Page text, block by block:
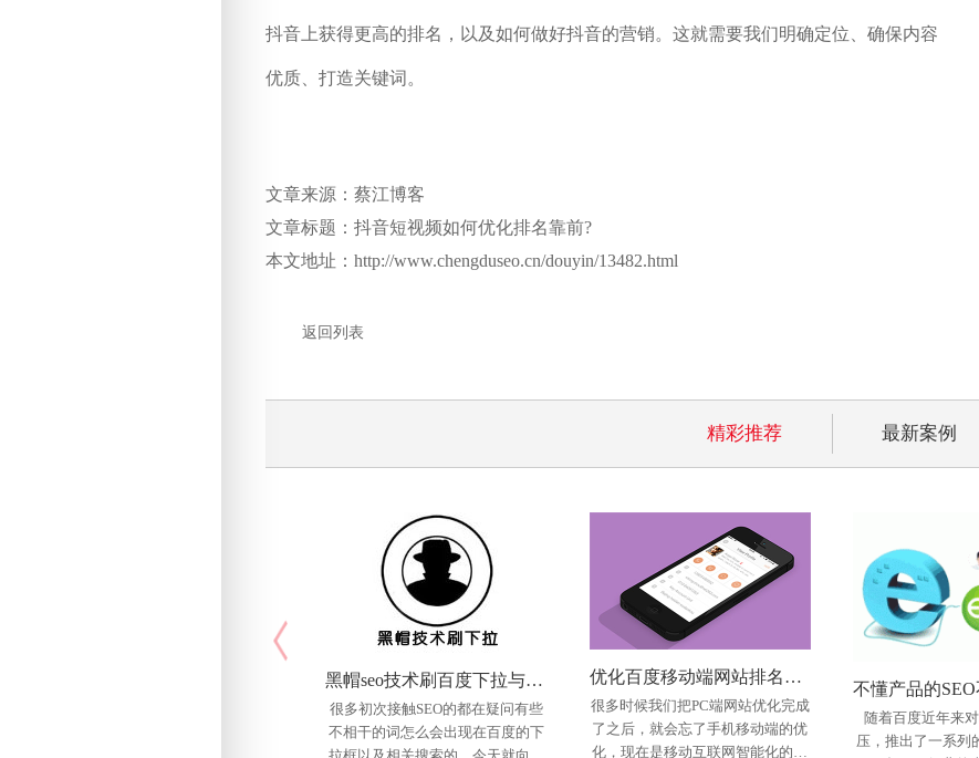
抖音上获得更高的排名，以及如何做好抖音的营销。这就需要我们明确定位、确保内容
优质、打造关键词。
文章来源：蔡江博客
文章标题：抖音短视频如何优化排名靠前?
本文地址：http://www.chengduseo.cn/douyin/13482.html
返回列表
精彩推荐 最新案例
黑帽seo技术刷百度下拉与相关搜索个人实践法
很多初次接触SEO的都在疑问有些
不相干的词怎么会出现在百度的下
优化百度移动端网站排名方法!
很多时候我们把PC端网站优化完成
了之后，就会忘了手机移动端的优
化，现在是移动互联网智能化的时
随着百度近年来
压，推出了一系列